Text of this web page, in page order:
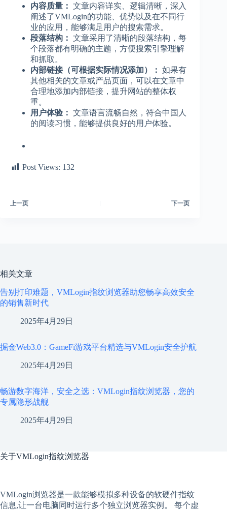
内容质量： 文章内容详实、逻辑清晰，深入
阐述了VMLogin的功能、优势以及在不同行
业的应用，能够满足用户的搜索需求。
段落结构： 文章采用了清晰的段落结构，每
个段落都有明确的主题，方便搜索引擎理解
和抓取。
内部链接（可根据实际情况添加）： 如果有
其他相关的文章或产品页面，可以在文章中
合理地添加内部链接，提升网站的整体权
重。
用户体验： 文章语言流畅自然，符合中国人
的阅读习惯，能够提供良好的用户体验。
Post Views: 132
上一页 下一页
相关文章
告别打印难题，VMLogin指纹浏览器助您畅享高效安全
的销售新时代
2025年4月29日
掘金Web3.0：GameFi游戏平台精选与VMLogin安全护航
2025年4月29日
畅游数字海洋，安全之选：VMLogin指纹浏览器，您的
专属隐形战舰
2025年4月29日
关于VMLogin指纹浏览器
VMLogin浏览器是一款能够模拟多种设备的软硬件指纹
信息,让一台电脑同时运行多个独立浏览器实例。 每个虚